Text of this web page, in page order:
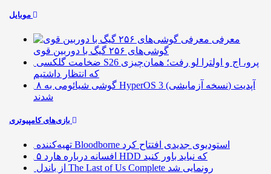
معرفی
گوشی‌های ۲۵۶ گیگ با دوربین قوی
ضخامت گلکسی S26 پرو، اج و اولترا لو رفت؛ همان‌چیزی
که انتظار داشتیم
۸ گوشی شیائومی به HyperOS 3 (نسخه آزمایشی) آپدیت
شدند
تهیه‌کننده Bloodborne استودیوی جدیدی افتتاح کرد
۵ افسانه درباره هارد HDD که نباید باور کنید
از باندل The Last of Us Complete رونمایی شد